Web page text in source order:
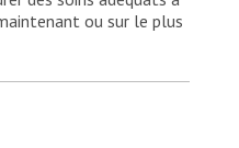
ou sur le plus